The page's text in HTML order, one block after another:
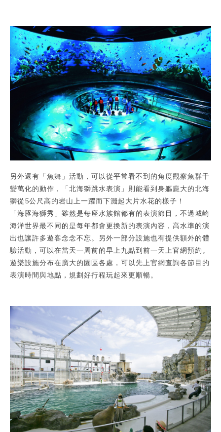
另外還有「魚舞」活動，可以從平常看不到的角度觀察魚群千
變萬化的動作，「北海獅跳水表演」則能看到身軀龐大的北海
獅從5公尺高的岩山上一躍而下濺起大片水花的樣子！
「海豚海獅秀」雖然是每座水族館都有的表演節目，不過城崎
海洋世界最不同的是每年都會更換新的表演內容，高水準的演
出也讓許多遊客念念不忘。另外一部分設施也有提供額外的體
驗活動，可以在當天一周前的早上九點到前一天上官網預約。
遊樂設施分布在廣大的園區各處，可以先上官網查詢各節目的
表演時間與地點，規劃好行程玩起來更順暢。